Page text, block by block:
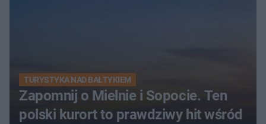
TURYSTYKA NAD BAŁTYKIEM
Zapomnij o Mielnie i Sopocie. Ten
polski kurort to prawdziwy hit wśród